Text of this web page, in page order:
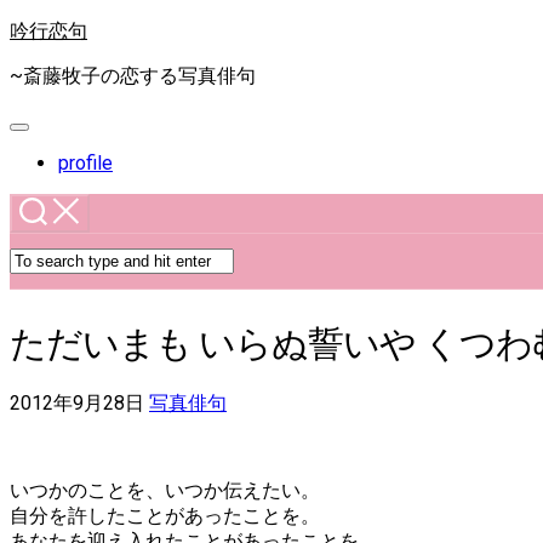
Skip
content
吟行恋句
~斎藤牧子の恋する写真俳句
Expand
profile
ただいまも いらぬ誓いや くつわ
2012年9月28日 写真俳句
いつかのことを、いつか伝えたい。
自分を許したことがあったことを。